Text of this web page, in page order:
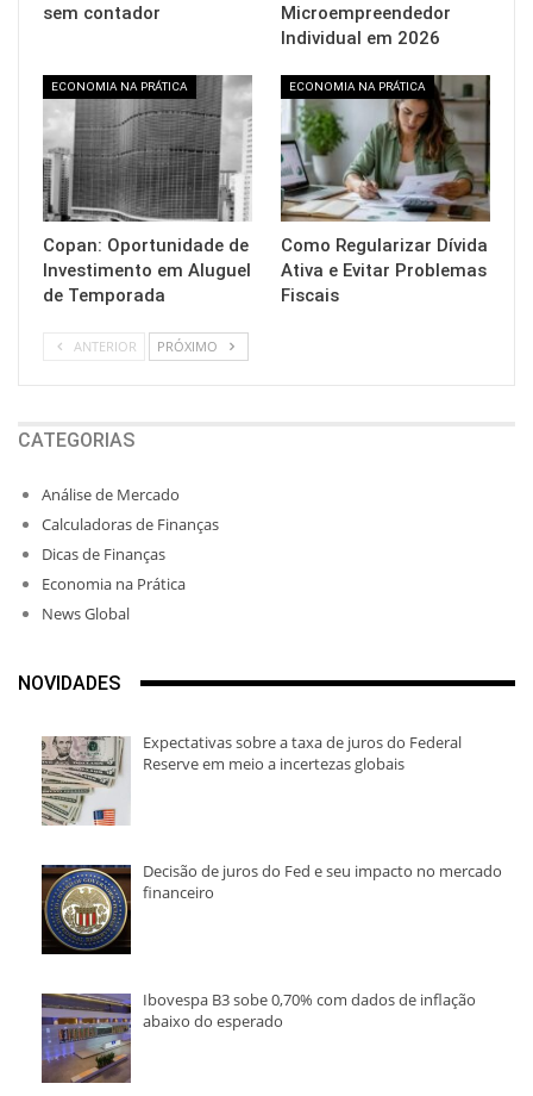
sem contador
Microempreendedor
Individual em 2026
ECONOMIA NA PRÁTICA
Copan: Oportunidade de
Investimento em Aluguel
de Temporada
ECONOMIA NA PRÁTICA
Como Regularizar Dívida
Ativa e Evitar Problemas
Fiscais
ANTERIOR PRÓXIMO
CATEGORIAS
Análise de Mercado
Calculadoras de Finanças
Dicas de Finanças
Economia na Prática
News Global
NOVIDADES
Expectativas sobre a taxa de juros do Federal
Reserve em meio a incertezas globais
Decisão de juros do Fed e seu impacto no mercado
financeiro
Ibovespa B3 sobe 0,70% com dados de inflação
abaixo do esperado